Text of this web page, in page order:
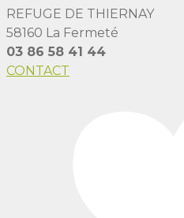
REFUGE DE THIERNAY
58160 La Fermeté
03 86 58 41 44
CONTACT